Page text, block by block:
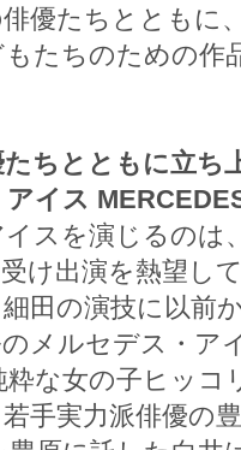
優たちとともに
もたちのための
ちとともに立ち
イス
スを演じるのは
け出演を熱望し
田の演技に以前
メルセデス・ア
な女の子ヒッコ
手実力派俳優の